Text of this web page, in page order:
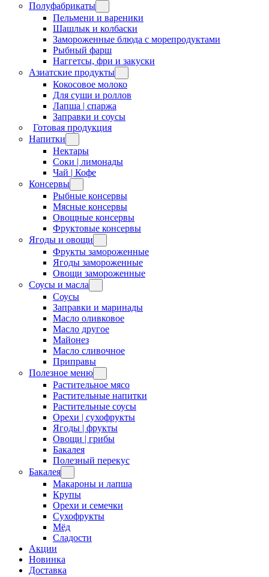
Полуфабрикаты
Пельмени и вареники
Шашлык и колбаски
Замороженные блюда с морепродуктами
Рыбный фарш
Наггетсы, фри и закуски
Азиатские продукты
Кокосовое молоко
Для суши и роллов
Лапша | спаржа
Заправки и соусы
Готовая продукция
Напитки
Нектары
Соки | лимонады
Чай | Кофе
Консервы
Рыбные консервы
Мясные консервы
Овощные консервы
Фруктовые консервы
Ягоды и овощи
Фрукты замороженные
Ягоды замороженные
Овощи замороженные
Соусы и масла
Соусы
Заправки и маринады
Масло оливковое
Масло другое
Майонез
Масло сливочное
Приправы
Полезное меню
Растительное мясо
Растительные напитки
Растительные соусы
Орехи | сухофрукты
Ягоды | фрукты
Овощи | грибы
Бакалея
Полезный перекус
Бакалея
Макароны и лапша
Крупы
Орехи и семечки
Сухофрукты
Мёд
Сладости
Акции
Новинка
Доставка